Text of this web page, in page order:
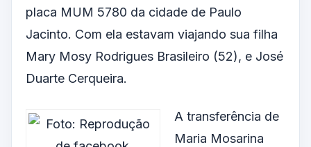
placa MUM 5780 da cidade de Paulo
Jacinto. Com ela estavam viajando sua filha
Mary Mosy Rodrigues Brasileiro (52), e José
Duarte Cerqueira.
A transferência de
Maria Mosarina